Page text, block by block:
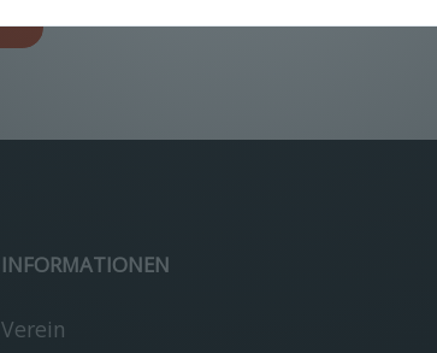
INFORMATIONEN
Verein